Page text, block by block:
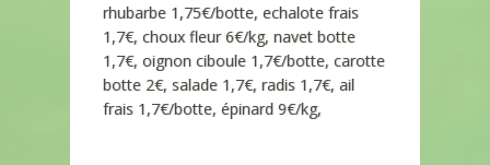
rhubarbe 1,75€/botte, echalote frais
1,7€, choux fleur 6€/kg, navet botte
1,7€, oignon ciboule 1,7€/botte, carotte
botte 2€, salade 1,7€, radis 1,7€, ail
frais 1,7€/botte, épinard 9€/kg,